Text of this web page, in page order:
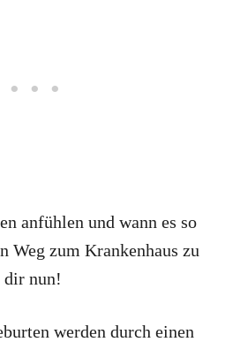
anfühlen und wann es so
Weg zum Krankenhaus zu
dir nun!
werden durch einen